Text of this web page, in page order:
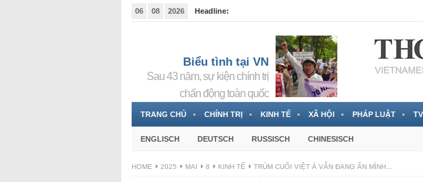
06 08 2026
Headline:
Biểu tình tại VN
Sau 43 năm, sự kiện chính trị
chấn động toàn quốc
TRANG CHỦ CHÍNH TRỊ KINH TẾ XÃ HỘI PHÁP LUẬT
ENGLISCH DEUTSCH RUSSISCH CHINESISCH
HOME 2025 MAI 8 KINH TẾ TRÙM CUỐI VIỆT Á VẪN ĐANG ẨN MÌNH…